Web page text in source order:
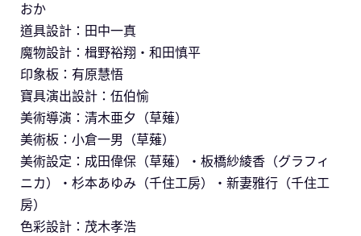
おか
道具設計：田中一真
魔物設計：楫野裕翔・和田慎平
印象板：有原慧悟
寶具演出設計：伍伯愉
美術導演：清木亜夕（草薙）
美術板：小倉一男（草薙）
美術設定：成田偉保（草薙）・板橋紗綾香（グラフィ
ニカ）・杉本あゆみ（千住工房）・新妻雅行（千住工
房）
色彩設計：茂木孝浩